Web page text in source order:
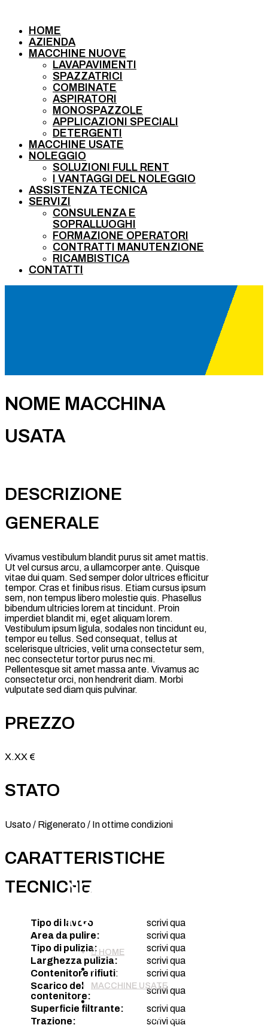
HOME
AZIENDA
MACCHINE NUOVE
LAVAPAVIMENTI
SPAZZATRICI
COMBINATE
ASPIRATORI
MONOSPAZZOLE
APPLICAZIONI SPECIALI
DETERGENTI
MACCHINE USATE
NOLEGGIO
SOLUZIONI FULL RENT
I VANTAGGI DEL NOLEGGIO
ASSISTENZA TECNICA
SERVIZI
CONSULENZA E
SOPRALLUOGHI
FORMAZIONE OPERATORI
CONTRATTI MANUTENZIONE
RICAMBISTICA
CONTATTI
NOME
USATA
 HOME
MACCHINE USATE
NOME MACCHINA USATA
NOME MACCHINA
USATA
DESCRIZIONE
GENERALE
Vivamus vestibulum blandit purus sit amet mattis.
Ut vel cursus arcu, a ullamcorper ante. Quisque
vitae dui quam. Sed semper dolor ultrices efficitur
tempor. Cras et finibus risus. Etiam cursus ipsum
sem, non tempus libero molestie quis. Phasellus
bibendum ultricies lorem at tincidunt. Proin
imperdiet blandit mi, eget aliquam lorem.
Vestibulum ipsum ligula, sodales non tincidunt eu,
tempor eu tellus. Sed consequat, tellus at
scelerisque ultricies, velit urna consectetur sem,
nec consectetur tortor purus nec mi.
Pellentesque sit amet massa ante. Vivamus ac
consectetur orci, non hendrerit diam. Morbi
vulputate sed diam quis pulvinar.
PREZZO
X.XX €
STATO
Usato / Rigenerato / In ottime condizioni
CARATTERISTICHE
TECNICHE
Tipo di lavoro
scrivi qua
Area da pulire:
scrivi qua
Tipo di pulizia:
scrivi qua
Larghezza pulizia:
scrivi qua
Contenitore rifiuti:
scrivi qua
Scarico del
contenitore:
scrivi qua
Superficie filtrante:
scrivi qua
Trazione:
scrivi qua